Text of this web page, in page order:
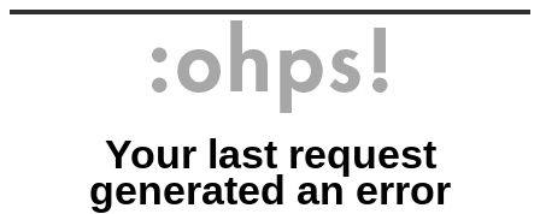
Your last request
generated an error